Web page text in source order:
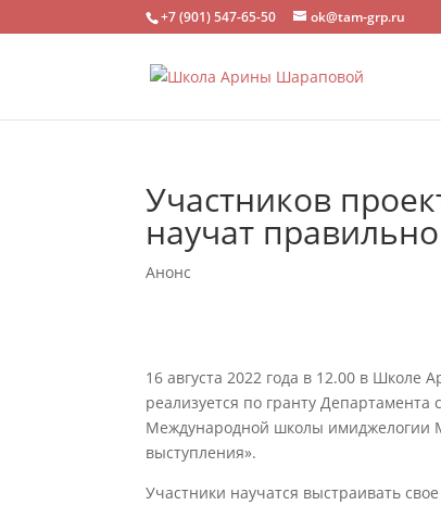
+7 (901) 547-65-50 ok@tam-grp.ru
Участников
научат
Анонс
16 августа 2022 года в 12.00 в
реализуется по гранту
Международной школы имиджелогии
выступления».
Участники научатся выстраивать